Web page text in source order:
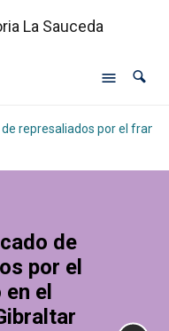
La Sauceda
represaliados por el
de
por el
el